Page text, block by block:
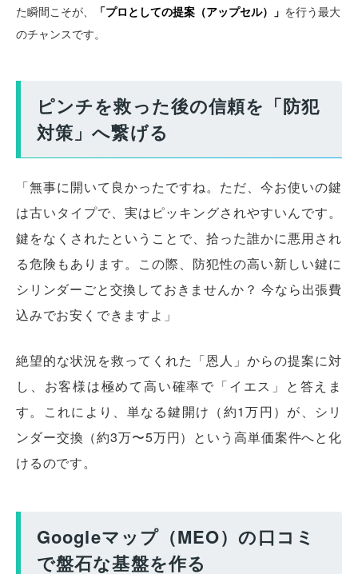
た瞬間こそが、
「プロとしての提案（アップセル）」 を行う最大
のチャンスです。
ピンチを救った後の信頼を「防犯
対策」へ繋げる
「無事に開いて良かったですね。ただ、今お使いの鍵
は古いタイプで、実はピッキングされやすいんです。
鍵をなくされたということで、拾った誰かに悪用され
る危険もあります。この際、防犯性の高い新しい鍵に
シリンダーごと交換しておきませんか？ 今なら出張費
込みでお安くできますよ」
絶望的な状況を救ってくれた「恩人」からの提案に対
し、お客様は極めて高い確率で「イエス」と答えま
す。これにより、単なる鍵開け（約1万円）が、シリ
ンダー交換（約3万〜5万円）という高単価案件へと化
けるのです。
Googleマップ（MEO）の口コミ
で盤石な基盤を作る